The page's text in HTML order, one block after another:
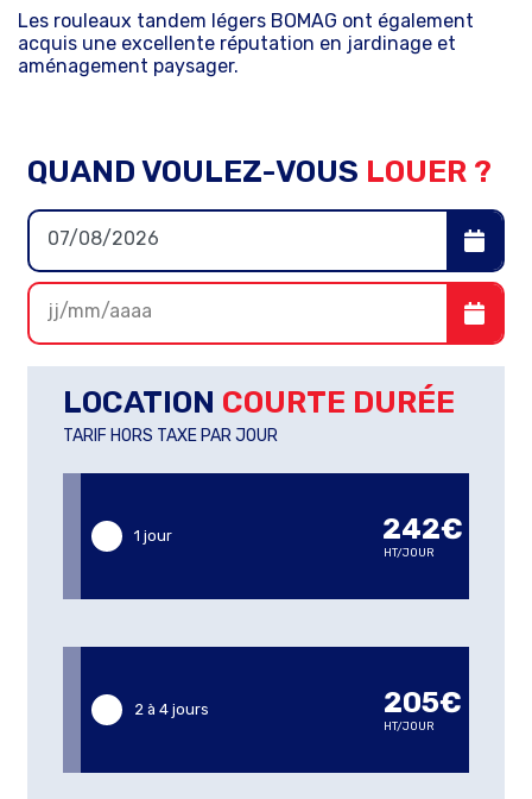
Les rouleaux tandem légers BOMAG ont également
acquis une excellente réputation en jardinage et
aménagement paysager.
QUAND VOULEZ-VOUS LOUER ?
LOCATION COURTE DURÉE
TARIF HORS TAXE PAR JOUR
1 jour 242€
HT/JOUR
2 à 4 jours 205€
HT/JOUR